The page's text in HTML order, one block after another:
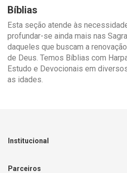
Bíblias
Esta seção atende às
profundar-se ainda mais nas
daqueles que buscam a
de Deus. Temos Bíblias com
Estudo e Devocionais em
as idades.
Institucional
Sobre a Empresa
Parceiros